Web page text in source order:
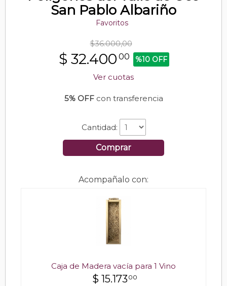
San Pablo Albariño
Favoritos
$36.000,00
$ 32.400 00 %10 OFF
Ver cuotas
5% OFFcon transferencia
Cantidad:
Comprar
Acompañalo con:
Caja de Madera vacía para 1 Vino
$ 15.173 00